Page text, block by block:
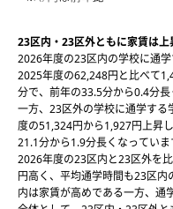
23区内・23区外ともに家賃は
2026年度の23区内の学校に通
2025年度の62,248円と比べて
分で、前年の33.5分から0.4分長
一方、23区外の学校に通学す
度の51,324円から1,927円上昇
21.1分から1.9分長くなっていま
2026年度の23区内と23区外を
円高く、平均通学時間も23区
内は家賃が高めである一方、通